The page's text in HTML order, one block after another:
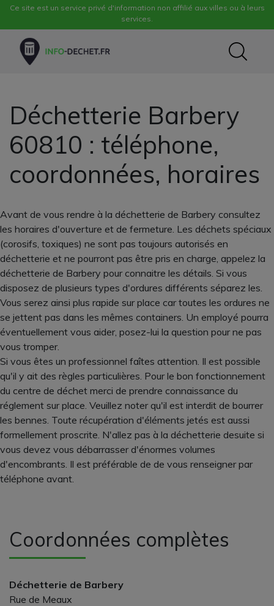
Ce site est un service privé d'information non affilié aux villes ou à leurs
services.
Déchetterie Barbery
60810 : téléphone,
coordonnées, horaires
Avant de vous rendre à la déchetterie de Barbery consultez
les horaires d'ouverture et de fermeture. Les déchets spéciaux
(corosifs, toxiques) ne sont pas toujours autorisés en
déchetterie et ne pourront pas être pris en charge, appelez la
déchetterie de Barbery pour connaitre les détails. Si vous
disposez de plusieurs types d'ordures différents séparez les.
Vous serez ainsi plus rapide sur place car toutes les ordures ne
se jettent pas dans les mêmes containers. Un employé pourra
éventuellement vous aider, posez-lui la question pour ne pas
vous tromper.
Si vous êtes un professionnel faîtes attention. Il est possible
qu'il y ait des règles particulières. Pour le bon fonctionnement
du centre de déchet merci de prendre connaissance du
réglement sur place. Veuillez noter qu'il est interdit de bourrer
les bennes. Toute récupération d'éléments jetés est aussi
formellement proscrite. N'allez pas à la déchetterie desuite si
vous devez vous débarrasser d'énormes volumes
d'encombrants. Il est préférable de de vous renseigner par
téléphone avant.
Coordonnées complètes
Déchetterie de Barbery
Rue de Meaux